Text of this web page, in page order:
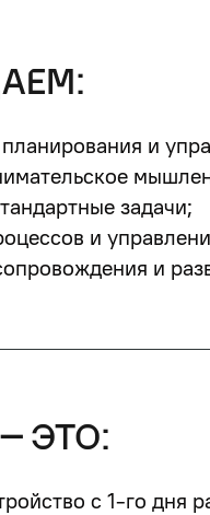
и
задачи;
и
и
это:
с 1-го дня